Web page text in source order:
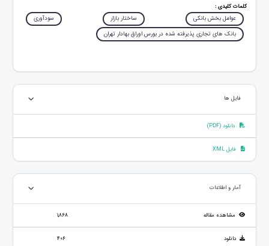
کلمات کلیدی :
عوامل بخش بانکی ساختار بازار
سودآوری
بانک های تجاری پذیرفته شده در بورس اوراق بهادار تهران
فایل ها
دانلود (PDF)
فایل XML
آمار و اطلاعات
مشاهده مقاله 1,868
دانلود 406